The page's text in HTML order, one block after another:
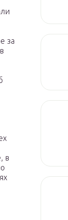
за
в